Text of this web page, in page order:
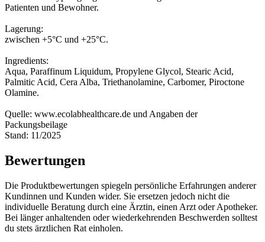
Patienten und Bewohner.
Lagerung:
zwischen +5°C und +25°C.
Ingredients:
Aqua, Paraffinum Liquidum, Propylene Glycol, Stearic Acid,
Palmitic Acid, Cera Alba, Triethanolamine, Carbomer, Piroctone
Olamine.
Quelle: www.ecolabhealthcare.de und Angaben der
Packungsbeilage
Stand: 11/2025
Bewertungen
Die Produktbewertungen spiegeln persönliche Erfahrungen anderer
Kundinnen und Kunden wider. Sie ersetzen jedoch nicht die
individuelle Beratung durch eine Ärztin, einen Arzt oder Apotheker.
Bei länger anhaltenden oder wiederkehrenden Beschwerden solltest
du stets ärztlichen Rat einholen.